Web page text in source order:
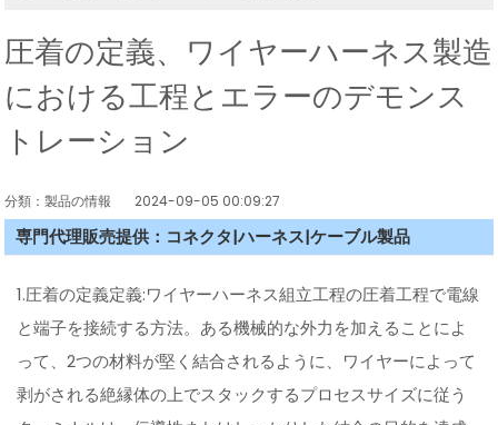
圧着の定義、ワイヤーハーネス製造
における工程とエラーのデモンス
トレーション
分類：製品の情報 2024-09-05 00:09:27
専門代理販売提供：コネクタ|ハーネス|ケーブル製品
1.圧着の定義定義:ワイヤーハーネス組立工程の圧着工程で電線
と端子を接続する方法。ある機械的な外力を加えることによ
って、2つの材料が堅く結合されるように、ワイヤーによって
剥がされる絶縁体の上でスタックするプロセスサイズに従う